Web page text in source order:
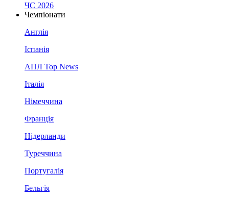
ЧС 2026
Чемпіонати
Англія
Іспанія
АПЛ Top News
Італія
Німеччина
Франція
Нідерланди
Туреччина
Португалія
Бельгія